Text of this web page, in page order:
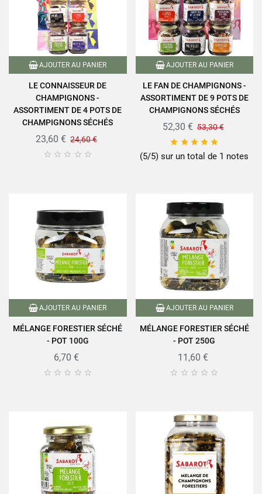
AJOUTER AU PANIER
LE CONNAISSEUR DE
CHAMPIGNONS -
ASSORTIMENT DE 4 POTS DE
CHAMPIGNONS SÉCHÉS
23,60 € 24,60 €
    
AJOUTER AU PANIER
LE FAN DE CHAMPIGNONS -
ASSORTIMENT DE 9 POTS DE
CHAMPIGNONS SÉCHÉS
52,30 € 53,30 €
    
(5/5) sur un total de 1 notes
AJOUTER AU PANIER
MÉLANGE FORESTIER SÉCHÉ
- POT 100G
6,70 €
    
AJOUTER AU PANIER
MÉLANGE FORESTIER SÉCHÉ
- POT 250G
11,60 €
    